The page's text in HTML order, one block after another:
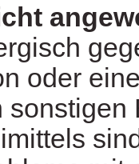
oder
sonstigen